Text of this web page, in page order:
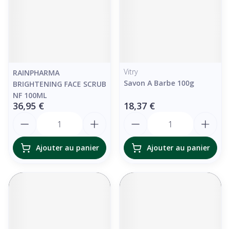
RAINPHARMA
BRIGHTENING FACE SCRUB
NF 100ML
36,95 €
Ajouter au panier
Vitry
Savon A Barbe 100g
18,37 €
Ajouter au panier